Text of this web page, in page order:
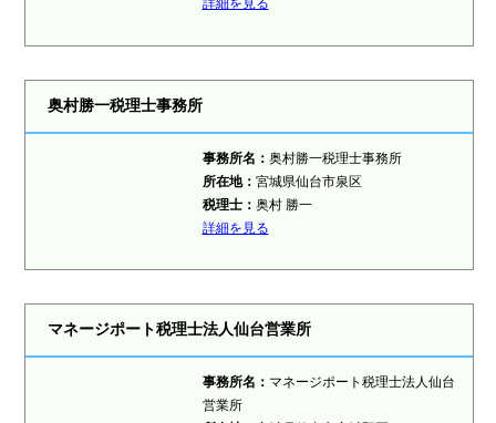
詳細を見る
奥村勝一税理士事務所
事務所名： 奥村勝一税理士事務所
所在地： 宮城県仙台市泉区
税理士： 奥村 勝一
詳細を見る
マネージポート税理士法人仙台営業所
事務所名： マネージポート税理士法人仙台
営業所